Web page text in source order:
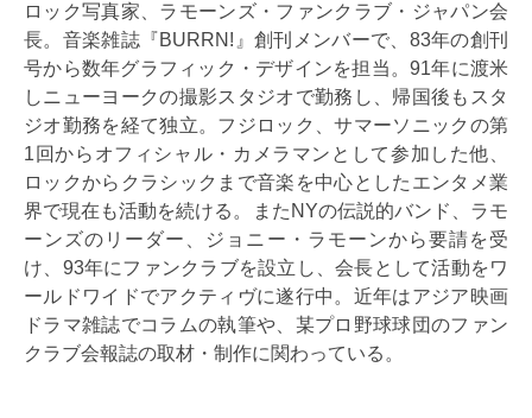
ロック写真家、ラモーンズ・ファンクラブ・ジャパン会
長。音楽雑誌『BURRN!』創刊メンバーで、83年の創刊
号から数年グラフィック・デザインを担当。91年に渡米
しニューヨークの撮影スタジオで勤務し、帰国後もスタ
ジオ勤務を経て独立。フジロック、サマーソニックの第
1回からオフィシャル・カメラマンとして参加した他、
ロックからクラシックまで音楽を中心としたエンタメ業
界で現在も活動を続ける。またNYの伝説的バンド、ラモ
ーンズのリーダー、ジョニー・ラモーンから要請を受
け、93年にファンクラブを設立し、会長として活動をワ
ールドワイドでアクティヴに遂行中。近年はアジア映画
ドラマ雑誌でコラムの執筆や、某プロ野球球団のファン
クラブ会報誌の取材・制作に関わっている。